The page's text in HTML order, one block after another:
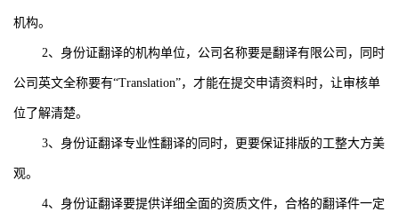
机构。
2、身份证翻译的机构单位，公司名称要是翻译有限公司，同时
公司英文全称要有“Translation”，才能在提交申请资料时，让审核单
位了解清楚。
3、身份证翻译专业性翻译的同时，更要保证排版的工整大方美
观。
4、身份证翻译要提供详细全面的资质文件，合格的翻译件一定